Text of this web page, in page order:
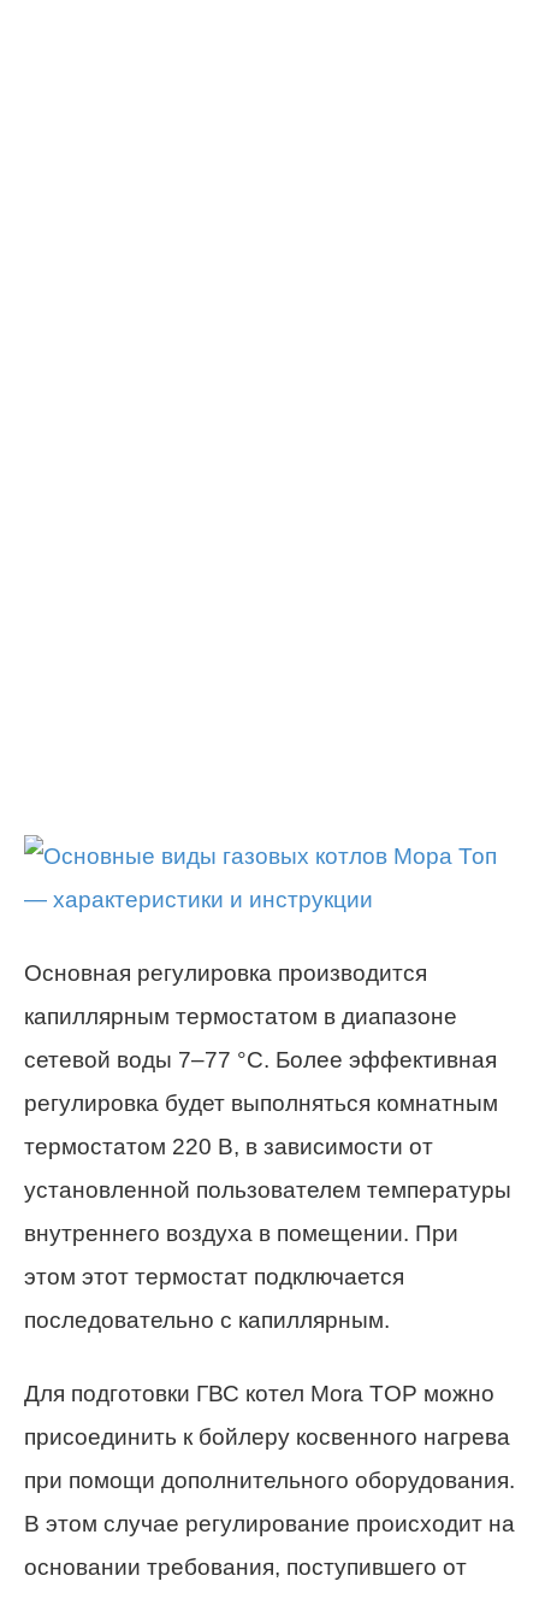
Основная регулировка производится
капиллярным термостатом в диапазоне
сетевой воды 7–77 °C. Более эффективная
регулировка будет выполняться комнатным
термостатом 220 В, в зависимости от
установленной пользователем температуры
внутреннего воздуха в помещении. При
этом этот термостат подключается
последовательно с капиллярным.
Для подготовки ГВС котел Mora TOP можно
присоединить к бойлеру косвенного нагрева
при помощи дополнительного оборудования.
В этом случае регулирование происходит на
основании требования, поступившего от